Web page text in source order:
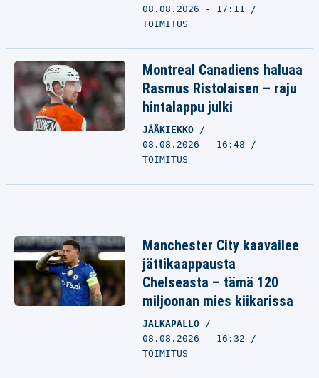
08.08.2026 - 17:11
TOIMITUS
Montreal Canadiens haluaa
Rasmus Ristolaisen – raju
hintalappu julki
JÄÄKIEKKO
08.08.2026 - 16:48
TOIMITUS
Manchester City kaavailee
jättikaappausta
Chelseasta – tämä 120
miljoonan mies kiikarissa
JALKAPALLO
08.08.2026 - 16:32
TOIMITUS